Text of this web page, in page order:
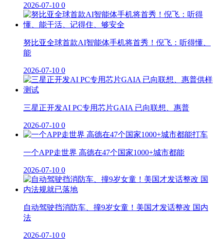
2026-07-10 0
努比亚全球首款AI智能体手机将首秀！倪飞：听得懂、
能
2026-07-10 0
三星正开发AI PC专用芯片GAIA 已向联想、惠普
2026-07-10 0
一个APP走世界 高德在47个国家1000+城市都能
2026-07-10 0
自动驾驶挡消防车、撞9岁女童！美国才发话整改 国内
法
2026-07-10 0